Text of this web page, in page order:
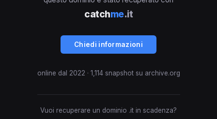
catchme.it
Chiedi informazioni
online dal 2022 · 1,114 snapshot su archive.org
Vuoi recuperare un dominio .it in scadenza?